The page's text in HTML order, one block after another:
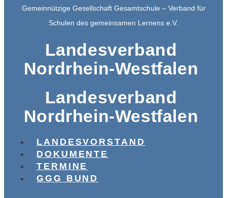
Gemeinnützige Gesellschaft Gesamtschule – Verband für
Schulen des gemeinsamen Lernens e.V.
Landesverband
Nordrhein-Westfalen
Landesverband
Nordrhein-Westfalen
LANDESVORSTAND
DOKUMENTE
TERMINE
GGG BUND